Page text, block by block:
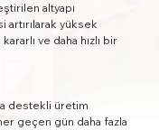
altyapı
yüksek
ve daha hızlı bir
destekli üretim
geçen gün daha fazla